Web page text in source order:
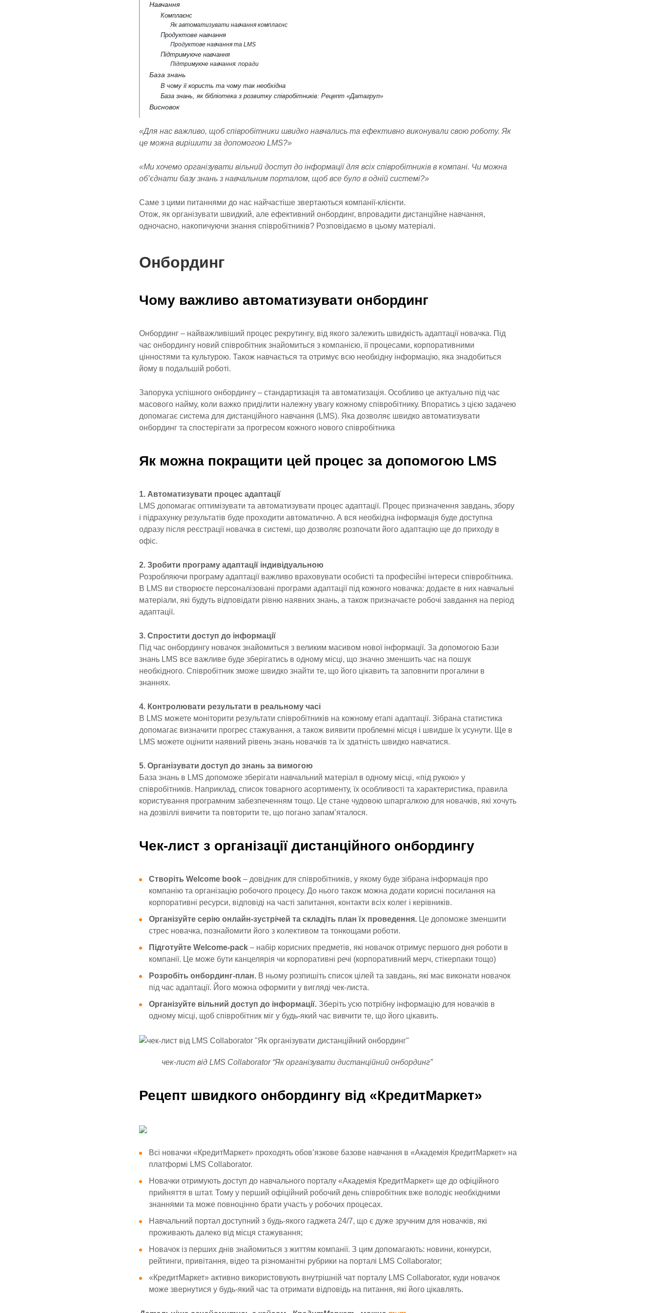
Навчання
Комплаєнс
Як автоматизувати навчання комплаєнс
Продуктове навчання
Продуктове навчання та LMS
Підтримуюче навчання
Підтримуюче навчання: поради
База знань
В чому її користь та чому так необхідна
База знань, як бібліотека з розвитку співробітників: Рецепт «Датагруп»
Висновок
«Для нас важливо, щоб співробітники швидко навчались та ефективно виконували свою роботу. Як
це можна вирішити за допомогою LMS?»
«Ми хочемо організувати вільний доступ до інформації для всіх співробітників в компані. Чи можна
об’єднати базу знань з навчальним порталом, щоб все було в одній системі?»
Саме з цими питаннями до нас найчастіше звертаються компанії-клієнти.
Отож, як організувати швидкий, але ефективний онбординг, впровадити дистанційне навчання,
одночасно, накопичуючи знання співробітників? Розповідаємо в цьому матеріалі.
Онбординг
Чому важливо автоматизувати онбординг
Онбординг – найважливіший процес рекрутингу, від якого залежить швидкість адаптації новачка. Під
час онбордингу новий співробітник знайомиться з компанією, її процесами, корпоративними
цінностями та культурою. Також навчається та отримує всю необхідну інформацію, яка знадобиться
йому в подальшій роботі.
Запорука успішного онбордингу – стандартизація та автоматизація. Особливо це актуально під час
масового найму, коли важко приділити належну увагу кожному співробітнику. Впоратись з цією задачею
допомагає система для дистанційного навчання (LMS). Яка дозволяє швидко автоматизувати
онбординг та спостерігати за прогресом кожного нового співробітника
Як можна покращити цей процес за допомогою LMS
1. Автоматизувати процес адаптації
LMS допомагає оптимізувати та автоматизувати процес адаптації. Процес призначення завдань, збору
і підрахунку результатів буде проходити автоматично. А вся необхідна інформація буде доступна
одразу після реєстрації новачка в системі, що дозволяє розпочати його адаптацію ще до приходу в
офіс.
2. Зробити програму адаптації індивідуальною
Розробляючи програму адаптації важливо враховувати особисті та професійні інтереси співробітника.
В LMS ви створюєте персоналізовані програми адаптації під кожного новачка: додаєте в них навчальні
матеріали, які будуть відповідати рівню наявних знань, а також призначаєте робочі завдання на період
адаптації.
3. Спростити доступ до інформації
Під час онбордингу новачок знайомиться з великим масивом нової інформації. За допомогою Бази
знань LMS все важливе буде зберігатись в одному місці, що значно зменшить час на пошук
необхідного. Співробітник зможе швидко знайти те, що його цікавить та заповнити прогалини в
знаннях.
4. Контролювати результати в реальному часі
В LMS можете моніторити результати співробітників на кожному етапі адаптації. Зібрана статистика
допомагає визначити прогрес стажування, а також виявити проблемні місця і швидше їх усунути. Ще в
LMS можете оцінити наявний рівень знань новачків та їх здатність швидко навчатися.
5. Організувати доступ до знань за вимогою
База знань в LMS допоможе зберігати навчальний матеріал в одному місці, «під рукою» у
співробітників. Наприклад, список товарного асортименту, їх особливості та характеристика, правила
користування програмним забезпеченням тощо. Це стане чудовою шпаргалкою для новачків, які хочуть
на дозвіллі вивчити та повторити те, що погано запам’яталося.
Чек-лист з організації дистанційного онбордингу
Створіть Welcome book – довідник для співробітників, у якому буде зібрана інформація про
компанію та організацію робочого процесу. До нього також можна додати корисні посилання на
корпоративні ресурси, відповіді на часті запитання, контакти всіх колег і керівників.
Організуйте серію онлайн-зустрічей та складіть план їх проведення. Це допоможе зменшити
стрес новачка, познайомити його з колективом та тонкощами роботи.
Підготуйте Welcome-pack – набір корисних предметів, які новачок отримує першого дня роботи в
компанії. Це може бути канцелярія чи корпоративні речі (корпоративний мерч, стікерпаки тощо)
Розробіть онбординг-план. В ньому розпишіть список цілей та завдань, які має виконати новачок
під час адаптації. Його можна оформити у вигляді чек-листа.
Організуйте вільний доступ до інформації. Зберіть усю потрібну інформацію для новачків в
одному місці, щоб співробітник міг у будь-який час вивчити те, що його цікавить.
чек-лист від LMS Collaborator “Як організувати дистанційний онбординг”
Рецепт швидкого онбордингу від «КредитМаркет»
Всі новачки «КредитМаркет» проходять обов’язкове базове навчання в «Академія КредитМаркет» на
платформі LMS Collaborator.
Новачки отримують доступ до навчального порталу «Академія КредитМаркет» ще до офіційного
прийняття в штат. Тому у перший офіційний робочий день співробітник вже володіє необхідними
знаннями та може повноцінно брати участь у робочих процесах.
Навчальний портал доступний з будь-якого гаджета 24/7, що є дуже зручним для новачків, які
проживають далеко від місця стажування;
Новачок із перших днів знайомиться з життям компанії. З цим допомагають: новини, конкурси,
рейтинги, привітання, відео та різноманітні рубрики на порталі LMS Collaborator;
«КредитМаркет» активно використовують внутрішній чат порталу LMS Collaborator, куди новачок
може звернутися у будь-який час та отримати відповідь на питання, які його цікавлять.